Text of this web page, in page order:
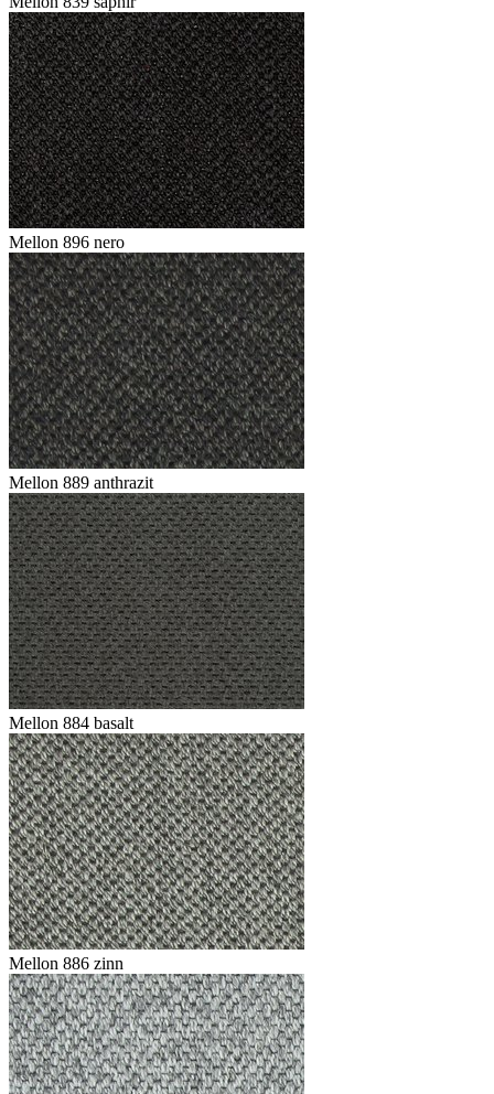
Mellon 896 nero
Mellon 889 anthrazit
Mellon 884 basalt
Mellon 886 zinn